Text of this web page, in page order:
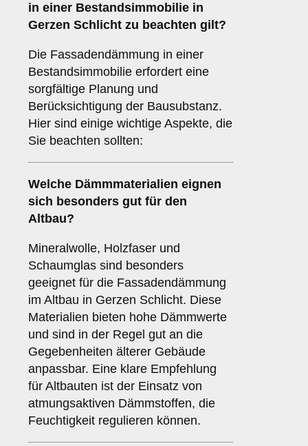
in einer Bestandsimmobilie in
Gerzen Schlicht zu beachten gilt?
Die Fassadendämmung in einer
Bestandsimmobilie erfordert eine
sorgfältige Planung und
Berücksichtigung der Bausubstanz.
Hier sind einige wichtige Aspekte, die
Sie beachten sollten:
Welche Dämmmaterialien eignen
sich besonders gut für den
Altbau?
Mineralwolle, Holzfaser und
Schaumglas sind besonders
geeignet für die Fassadendämmung
im Altbau in Gerzen Schlicht. Diese
Materialien bieten hohe Dämmwerte
und sind in der Regel gut an die
Gegebenheiten älterer Gebäude
anpassbar. Eine klare Empfehlung
für Altbauten ist der Einsatz von
atmungsaktiven Dämmstoffen, die
Feuchtigkeit regulieren können.